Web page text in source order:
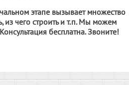
этапе вызывает множество
из чего строить и т.п. Мы можем
бесплатна. Звоните!